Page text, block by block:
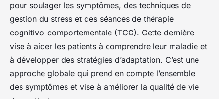
pour soulager les symptômes, des techniques de
gestion du stress et des séances de thérapie
cognitivo-comportementale (TCC). Cette dernière
vise à aider les patients à comprendre leur maladie et
à développer des stratégies d’adaptation. C’est une
approche globale qui prend en compte l’ensemble
des symptômes et vise à améliorer la qualité de vie